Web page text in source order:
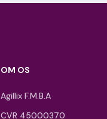
OM OS
Agillix F.M.B.A
CVR 45000370